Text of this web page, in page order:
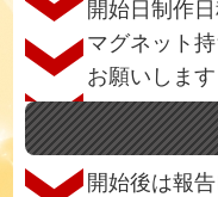
開始日制作
マグネット
お願いします
開始後は報